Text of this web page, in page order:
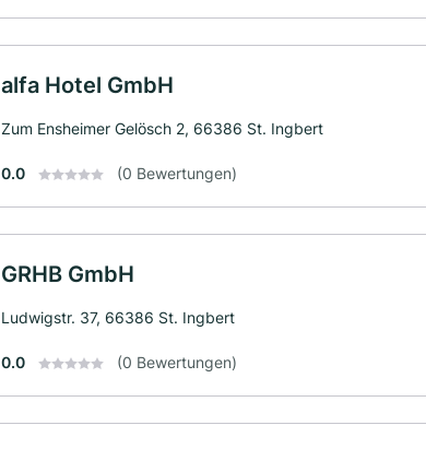
alfa Hotel GmbH
Zum Ensheimer Gelösch 2, 66386 St. Ingbert
0.0 (0 Bewertungen)
GRHB GmbH
Ludwigstr. 37, 66386 St. Ingbert
0.0 (0 Bewertungen)